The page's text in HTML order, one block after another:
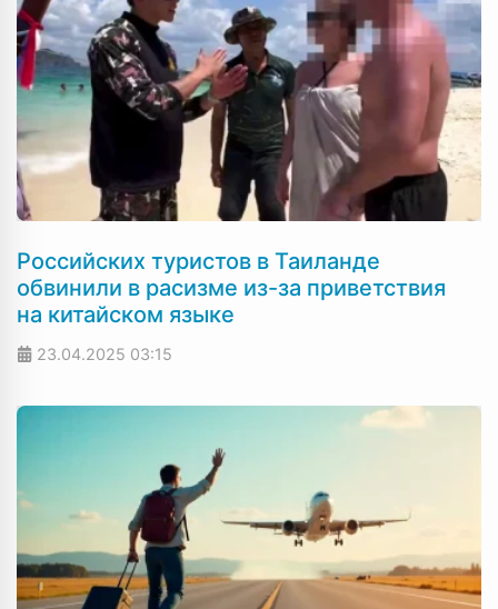
Российских туристов в Таиланде
обвинили в расизме из-за приветствия
на китайском языке
23.04.2025 03:15